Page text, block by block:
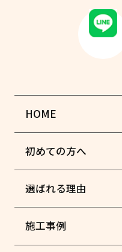
HOME
初めての方へ
選ばれる理由
施工事例